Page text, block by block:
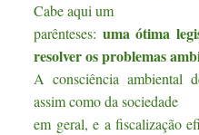
Cabe aqui um
parênteses: uma ótima
resolver os problemas
A consciência ambiental
assim como da sociedade
em geral, e a fiscalização